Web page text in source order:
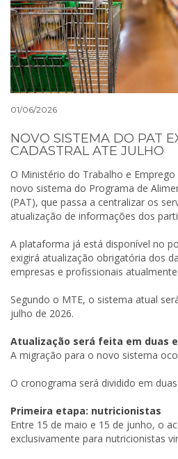
01/06/2026
NOVO SISTEMA DO PAT
CADASTRAL ATE JULHO
O Ministério do Trabalho e
novo sistema do Programa de
(PAT), que passa a centralizar os
atualização de informações dos
A plataforma já está disponível no
exigirá atualização obrigatória dos
empresas e profissionais
Segundo o MTE, o sistema atual
julho de 2026.
Atualização será feita em duas
A migração para o novo sistema
O cronograma será dividido em
Primeira etapa: nutricionistas
Entre 15 de maio e 15 de junho, o
exclusivamente para nutricionistas